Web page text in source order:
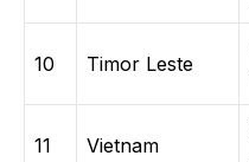
10 Timor Leste
11 Vietnam